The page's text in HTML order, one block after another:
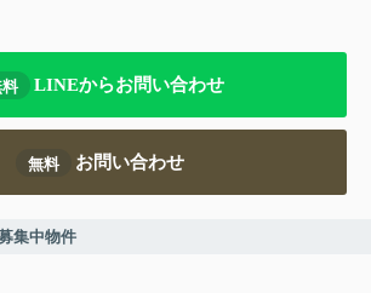
LINEからお問い合わせ
無料 お問い合わせ
集中物件